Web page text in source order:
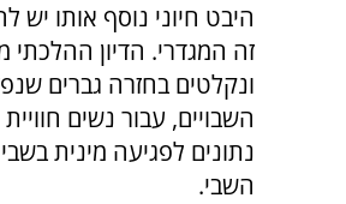
היבט חיוני נוסף אותו
זה המגדרי. הדיון ההלכתי
ונקלטים בחזרה גברים
השבויים, עבור נשים
נתונים לפגיעה מינית
השבי.